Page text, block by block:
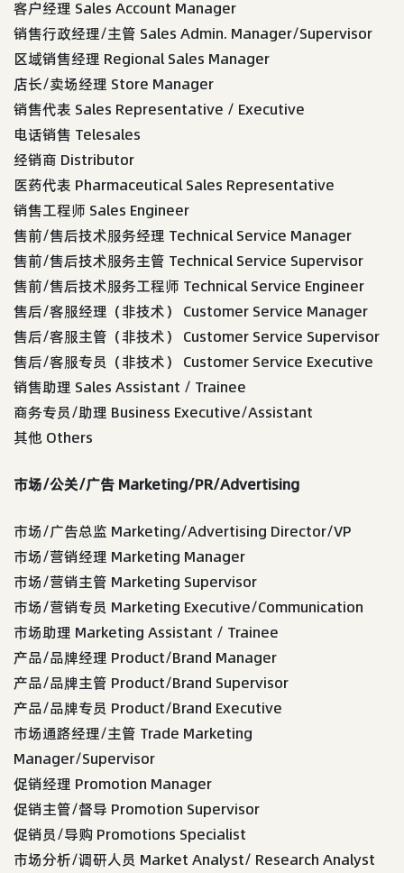
客户经理 Sales Account Manager
销售行政经理/主管 Sales Admin. Manager/Supervisor
区域销售经理 Regional Sales Manager
店长/卖场经理 Store Manager
销售代表 Sales Representative / Executive
电话销售 Telesales
经销商 Distributor
医药代表 Pharmaceutical Sales Representative
销售工程师 Sales Engineer
售前/售后技术服务经理 Technical Service Manager
售前/售后技术服务主管 Technical Service Supervisor
售前/售后技术服务工程师 Technical Service Engineer
售后/客服经理（非技术） Customer Service Manager
售后/客服主管（非技术） Customer Service Supervisor
售后/客服专员（非技术） Customer Service Executive
销售助理 Sales Assistant / Trainee
商务专员/助理 Business Executive/Assistant
其他 Others
市场/公关/广告 Marketing/PR/Advertising
市场/广告总监 Marketing/Advertising Director/VP
市场/营销经理 Marketing Manager
市场/营销主管 Marketing Supervisor
市场/营销专员 Marketing Executive/Communication
市场助理 Marketing Assistant / Trainee
产品/品牌经理 Product/Brand Manager
产品/品牌主管 Product/Brand Supervisor
产品/品牌专员 Product/Brand Executive
市场通路经理/主管 Trade Marketing
Manager/Supervisor
促销经理 Promotion Manager
促销主管/督导 Promotion Supervisor
促销员/导购 Promotions Specialist
市场分析/调研人员 Market Analyst/ Research Analyst